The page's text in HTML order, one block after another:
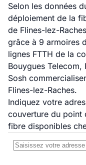
Selon les données
déploiement de la
de Flines-lez-
grâce à 9 armoires
lignes FTTH de la
Bouygues Telecom,
Sosh
Flines-lez-Raches.
Indiquez votre
couverture du point
fibre disponibles